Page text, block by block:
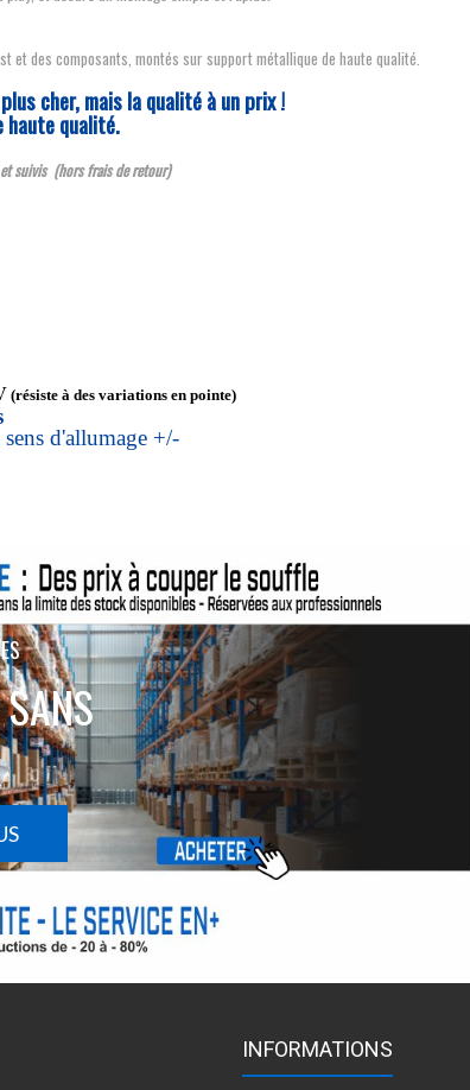
et des composants, montés sur support métallique de haute qualité.
cher, mais la qualité à un prix !
haute qualité.
suivis (hors frais de retour)
(résiste à des variations en pointe)
d'allumage +/-
INFORMATIONS